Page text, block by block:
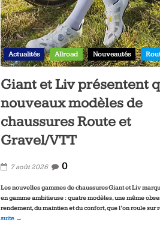
Actualités Allroad Nouveautés
Giant et Liv présentent
nouveaux modèles de
chaussures Route et
Gravel/VTT
7 août 2026 0
Les nouvelles gammes de chaussures Giant et Liv
en gamme ambitieuse : quatre modèles, une même
rendement, du maintien et du confort, que l’on roule sur
suite →